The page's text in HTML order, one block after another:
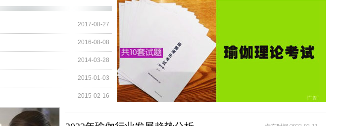
2017-08-27
2016-08-08
2014-03-28
2015-01-03
2015-02-16